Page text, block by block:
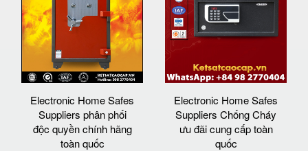
Electronic Home Safes
Suppliers phân phối
độc quyền chính hãng
toàn quốc
Electronic Home Safes
Suppliers Chống Cháy
ưu đãi cung cấp toàn
quốc